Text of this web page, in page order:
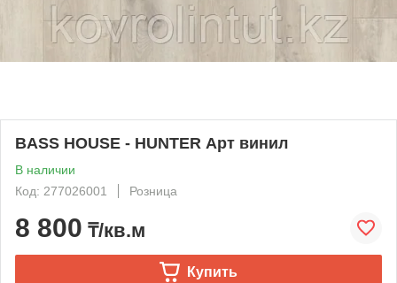
BASS HOUSE - HUNTER Арт винил
В наличии
Код: 277026001
Розница
8 800 ₸/кв.м
Купить